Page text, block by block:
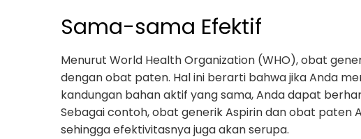
Sama-sama Efektif
Menurut World Health Organization (WHO), obat
dengan obat paten. Hal ini berarti bahwa jika Anda
kandungan bahan aktif yang sama, Anda dapat
Sebagai contoh, obat generik Aspirin dan obat paten
sehingga efektivitasnya juga akan serupa.